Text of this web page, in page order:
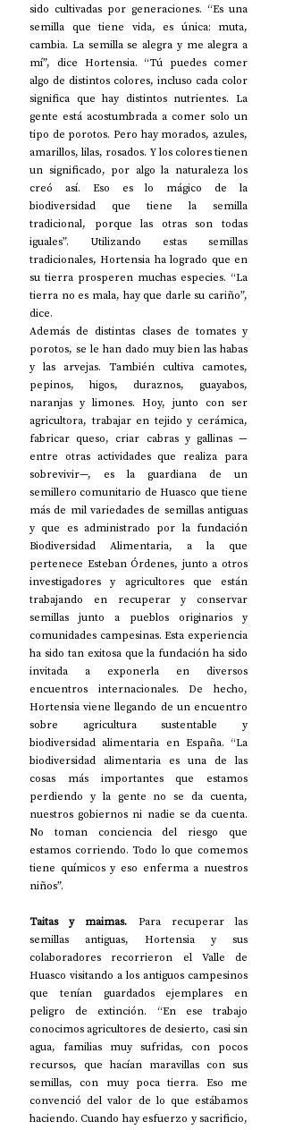
sido cultivadas por generaciones. “Es una
semilla que tiene vida, es única: muta,
cambia. La semilla se alegra y me alegra a
mí”, dice Hortensia. “Tú puedes comer
algo de distintos colores, incluso cada color
significa que hay distintos nutrientes. La
gente está acostumbrada a comer solo un
tipo de porotos. Pero hay morados, azules,
amarillos, lilas, rosados. Y los colores tienen
un significado, por algo la naturaleza los
creó así. Eso es lo mágico de la
biodiversidad que tiene la semilla
tradicional, porque las otras son todas
iguales”. Utilizando estas semillas
tradicionales, Hortensia ha logrado que en
su tierra prosperen muchas especies. “La
tierra no es mala, hay que darle su cariño”,
dice.
Además de distintas clases de tomates y
porotos, se le han dado muy bien las habas
y las arvejas. También cultiva camotes,
pepinos, higos, duraznos, guayabos,
naranjas y limones. Hoy, junto con ser
agricultora, trabajar en tejido y cerámica,
fabricar queso, criar cabras y gallinas —
entre otras actividades que realiza para
sobrevivir—, es la guardiana de un
semillero comunitario de Huasco que tiene
más de mil variedades de semillas antiguas
y que es administrado por la fundación
Biodiversidad Alimentaria, a la que
pertenece Esteban Órdenes, junto a otros
investigadores y agricultores que están
trabajando en recuperar y conservar
semillas junto a pueblos originarios y
comunidades campesinas. Esta experiencia
ha sido tan exitosa que la fundación ha sido
invitada a exponerla en diversos
encuentros internacionales. De hecho,
Hortensia viene llegando de un encuentro
sobre agricultura sustentable y
biodiversidad alimentaria en España. “La
biodiversidad alimentaria es una de las
cosas más importantes que estamos
perdiendo y la gente no se da cuenta,
nuestros gobiernos ni nadie se da cuenta.
No toman conciencia del riesgo que
estamos corriendo. Todo lo que comemos
tiene químicos y eso enferma a nuestros
niños”.
Taitas y maimas. Para recuperar las
semillas antiguas, Hortensia y sus
colaboradores recorrieron el Valle de
Huasco visitando a los antiguos campesinos
que tenían guardados ejemplares en
peligro de extinción. “En ese trabajo
conocimos agricultores de desierto, casi sin
agua, familias muy sufridas, con pocos
recursos, que hacían maravillas con sus
semillas, con muy poca tierra. Eso me
convenció del valor de lo que estábamos
haciendo. Cuando hay esfuerzo y sacrificio,